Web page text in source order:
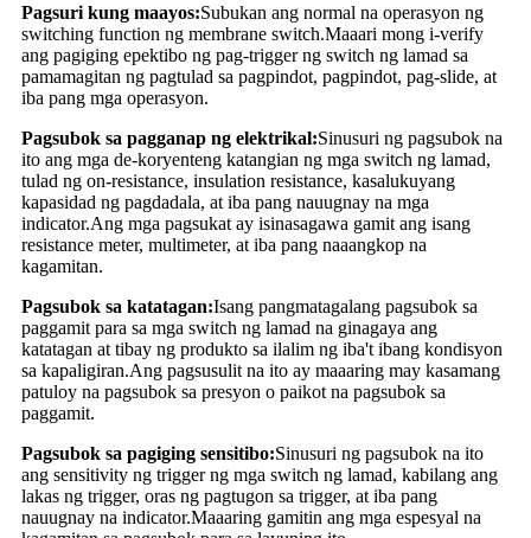
Pagsuri kung maayos:Subukan ang normal na operasyon ng
switching function ng membrane switch.Maaari mong i-verify
ang pagiging epektibo ng pag-trigger ng switch ng lamad sa
pamamagitan ng pagtulad sa pagpindot, pagpindot, pag-slide, at
iba pang mga operasyon.
Pagsubok sa pagganap ng elektrikal:Sinusuri ng pagsubok na
ito ang mga de-koryenteng katangian ng mga switch ng lamad,
tulad ng on-resistance, insulation resistance, kasalukuyang
kapasidad ng pagdadala, at iba pang nauugnay na mga
indicator.Ang mga pagsukat ay isinasagawa gamit ang isang
resistance meter, multimeter, at iba pang naaangkop na
kagamitan.
Pagsubok sa katatagan:Isang pangmatagalang pagsubok sa
paggamit para sa mga switch ng lamad na ginagaya ang
katatagan at tibay ng produkto sa ilalim ng iba't ibang kondisyon
sa kapaligiran.Ang pagsusulit na ito ay maaaring may kasamang
patuloy na pagsubok sa presyon o paikot na pagsubok sa
paggamit.
Pagsubok sa pagiging sensitibo:Sinusuri ng pagsubok na ito
ang sensitivity ng trigger ng mga switch ng lamad, kabilang ang
lakas ng trigger, oras ng pagtugon sa trigger, at iba pang
nauugnay na indicator.Maaaring gamitin ang mga espesyal na